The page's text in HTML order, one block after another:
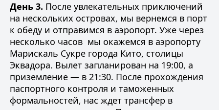
День 3. После увлекательных приключений
на нескольких островах, мы вернемся в порт
к обеду и отправимся в аэропорт. Уже через
несколько часов мы окажемся в аэропорту
Марискаль Сукре города Кито, столицы
Эквадора. Вылет запланирован на 19:00, а
приземление — в 21:30. После прохождения
паспортного контроля и таможенных
формальностей, нас ждет трансфер в